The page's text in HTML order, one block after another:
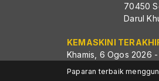
70450
Darul
KEMASKINI
Khamis, 6 Ogos 2026 -
Paparan terbaik